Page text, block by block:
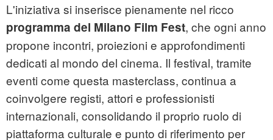
L'iniziativa si inserisce pienamente nel ricco
programma del Milano Film Fest, che ogni anno
propone incontri, proiezioni e approfondimenti
dedicati al mondo del cinema. Il festival, tramite
eventi come questa masterclass, continua a
coinvolgere registi, attori e professionisti
internazionali, consolidando il proprio ruolo di
piattaforma culturale e punto di riferimento per